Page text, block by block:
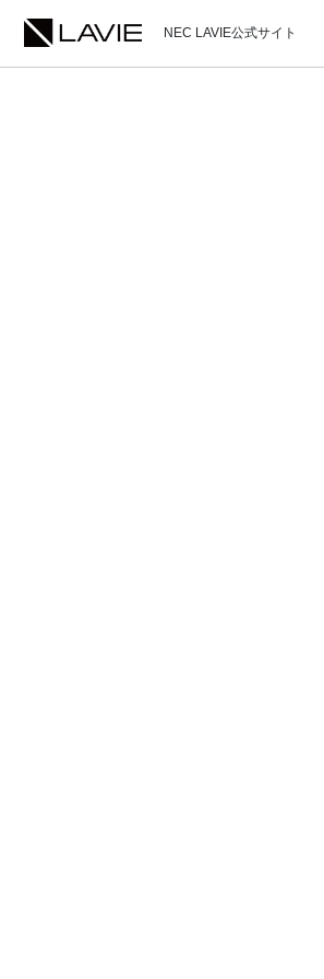
NEC LAVIE公式サイト